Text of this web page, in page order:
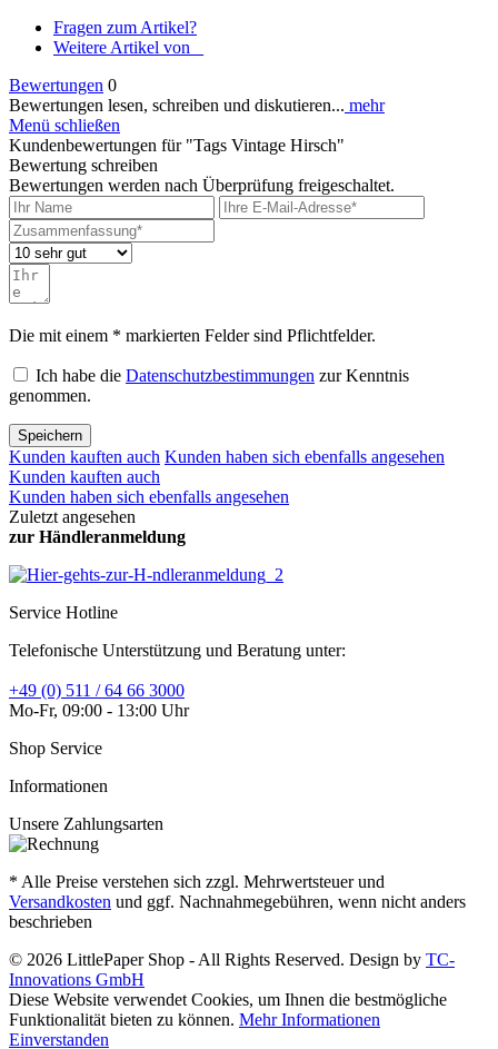
Fragen zum Artikel?
Weitere Artikel von _
Bewertungen 0
Bewertungen lesen, schreiben und diskutieren... mehr
Menü schließen
Kundenbewertungen für "Tags Vintage Hirsch"
Bewertung schreiben
Bewertungen werden nach Überprüfung freigeschaltet.
Die mit einem * markierten Felder sind Pflichtfelder.
Ich habe die Datenschutzbestimmungen zur Kenntnis
genommen.
Speichern
Kunden kauften auch Kunden haben sich ebenfalls angesehen
Kunden kauften auch
Kunden haben sich ebenfalls angesehen
Zuletzt angesehen
zur Händleranmeldung
Service Hotline
Telefonische Unterstützung und Beratung unter:
+49 (0) 511 / 64 66 3000
Mo-Fr, 09:00 - 13:00 Uhr
Shop Service
Informationen
Unsere Zahlungsarten
* Alle Preise verstehen sich zzgl. Mehrwertsteuer und
Versandkosten und ggf. Nachnahmegebühren, wenn nicht anders
beschrieben
© 2026 LittlePaper Shop - All Rights Reserved. Design by TC-
Innovations GmbH
Diese Website verwendet Cookies, um Ihnen die bestmögliche
Funktionalität bieten zu können. Mehr Informationen
Einverstanden